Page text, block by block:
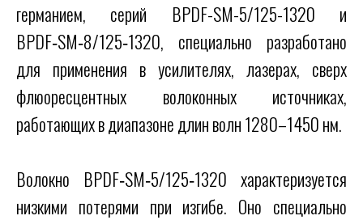
германием, серий BPDF-SM-5/125-1320 и
BPDF‑SM‑8/125‑1320, специально разработано
для применения в усилителях, лазерах, сверх
флюоресцентных волоконных источниках,
работающих в диапазоне длин волн 1280–1450 нм.
Волокно BPDF‑SM‑5/125‑1320 характеризуется
низкими потерями при изгибе. Оно специально